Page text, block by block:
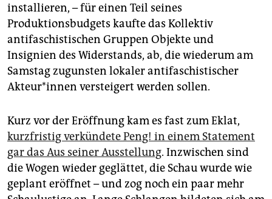
installieren, – für einen Teil seines
Produktionsbudgets kaufte das Kollektiv
antifaschistischen Gruppen Objekte und
Insignien des Widerstands, ab, die wiederum am
Samstag zugunsten lokaler antifaschistischer
Akteur*innen versteigert werden sollen.
Kurz vor der Eröffnung kam es fast zum Eklat,
kurzfristig verkündete Peng! in einem Statement
gar das Aus seiner Ausstellung. Inzwischen sind
die Wogen wieder geglättet, die Schau wurde wie
geplant eröffnet – und zog noch ein paar mehr